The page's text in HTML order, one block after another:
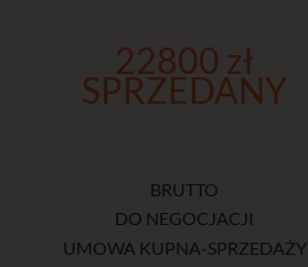
22800 zł
SPRZEDANY
BRUTTO
DO NEGOCJACJI
UMOWA KUPNA-SPRZEDAŻY